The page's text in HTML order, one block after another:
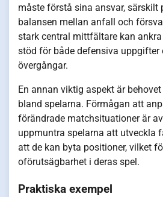
måste förstå sina ansvar, särskilt
balansen mellan anfall och
stark central mittfältare kan
stöd för både defensiva uppgifter
övergångar.
En annan viktig aspekt är
bland spelarna. Förmågan att
förändrade matchsituationer är
uppmuntra spelarna att utveckla
att de kan byta positioner, vilket
oförutsägbarhet i deras spel.
Praktiska exempel